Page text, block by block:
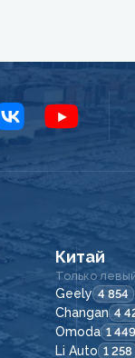
Китай
Только
Geely 4 854
Changan 4
Omoda 1 449
Li Auto 1 258